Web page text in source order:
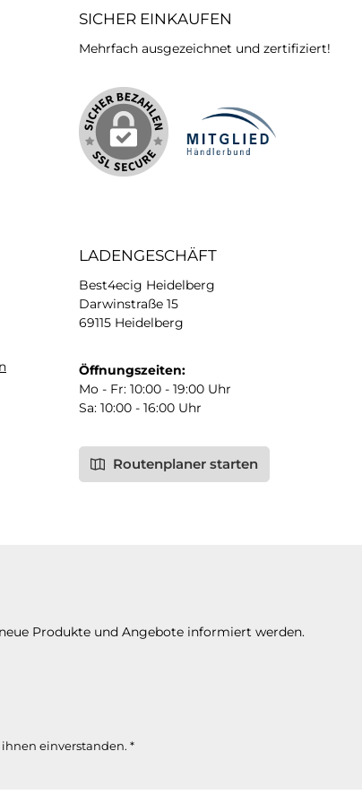
SICHER EINKAUFEN
Mehrfach ausgezeichnet und zertifiziert!
LADENGESCHÄFT
Best4ecig Heidelberg
Darwinstraße 15
69115 Heidelberg
Öffnungszeiten:
Mo - Fr: 10:00 - 19:00 Uhr
Sa: 10:00 - 16:00 Uhr
Routenplaner starten
Produkte und Angebote informiert werden.
einverstanden. *